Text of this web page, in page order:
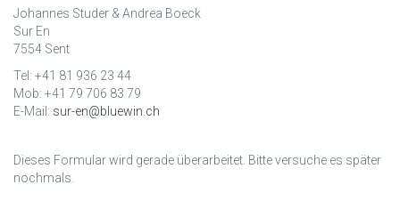
Johannes Studer & Andrea Boeck
Sur En
7554 Sent
Tel: +41 81 936 23 44
Mob: +41 79 706 83 79
E-Mail: sur-en@bluewin.ch
Dieses Formular wird gerade überarbeitet. Bitte versuche es später
nochmals.